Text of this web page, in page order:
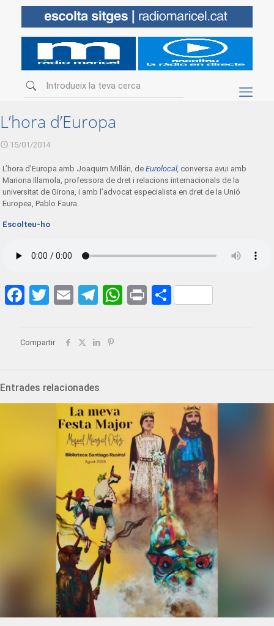
L’hora d’Europa
15/01/2014
L’hora d’Europa amb Joaquim Millán, deEurolocal, conversa avui amb
Mariona Illamola, professora de dret i relacions internacionals de la
universitat de Girona, i amb l’advocat especialista en dret de la Unió
Europea, Pablo Faura.
Escolteu-ho
Facebook
Twitter
EmailTelegram
WhatsApp
PrintShare
Compartir
Entrades relacionades